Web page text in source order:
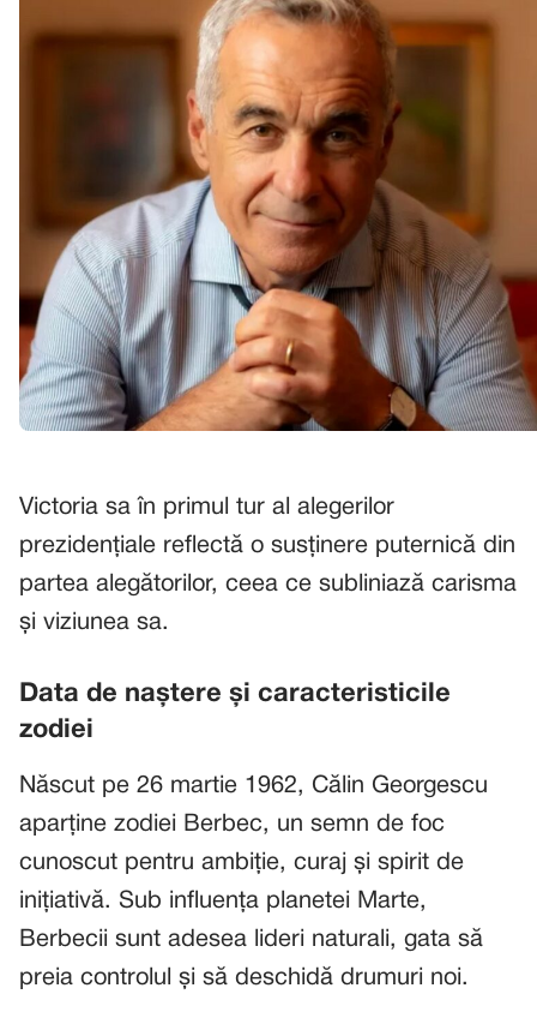
Victoria sa în primul tur al alegerilor
prezidențiale reflectă o susținere puternică din
partea alegătorilor, ceea ce subliniază carisma
și viziunea sa.
Data de naștere și caracteristicile
zodiei
Născut pe 26 martie 1962, Călin Georgescu
aparține zodiei Berbec, un semn de foc
cunoscut pentru ambiție, curaj și spirit de
inițiativă. Sub influența planetei Marte,
Berbecii sunt adesea lideri naturali, gata să
preia controlul și să deschidă drumuri noi.